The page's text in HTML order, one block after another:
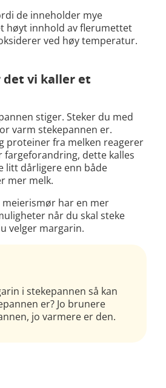
de inneholder mye
høyt innhold av flerumettet
ved høy temperatur.
det vi kaller et
stiger. Steker du med
varm stekepannen er.
proteiner fra melken reagerer
dette kalles
litt dårligere enn både
mer melk.
har en mer
når du skal steke
velger margarin.
i stekepannen så kan
er? Jo brunere
jo varmere er den.